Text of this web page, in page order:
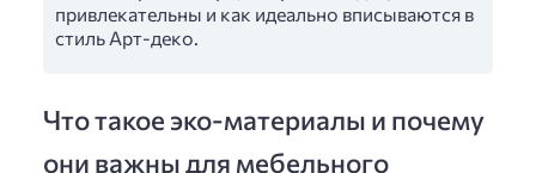
привлекательны и как идеально вписываются в
стиль Арт-деко.
Что такое эко-материалы и почему
они важны для мебельного